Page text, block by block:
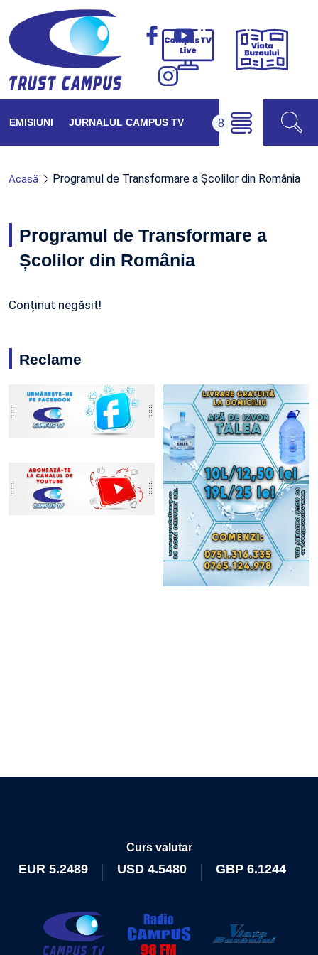
Campus
Viața
EMISIUNI JURNALUL CAMPUS TV
Acasă Programul de Transformare a Școlilor din România
Programul de Transformare a
Școlilor din România
Conținut negăsit!
Reclame
Curs valutar
EUR 5.2489 USD 4.5480 GBP 6.1244